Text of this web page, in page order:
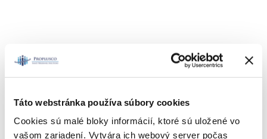
Táto webstránka používa súbory cookies
Cookies sú malé bloky informácií, ktoré sú uložené vo
vašom zariadení. Vytvára ich webový server počas